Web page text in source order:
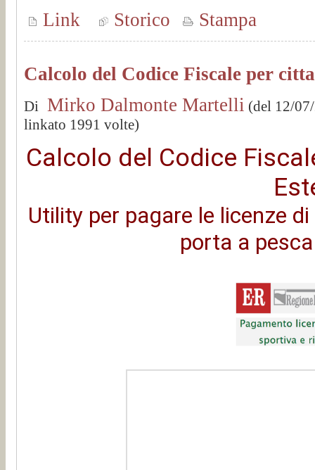
Link Storico Stampa
Calcolo del Codice Fiscale per
Di Mirko Dalmonte Martelli (del 12/
linkato 1991 volte)
Calcolo del Codice
Utility per pagare le licenze
porta a